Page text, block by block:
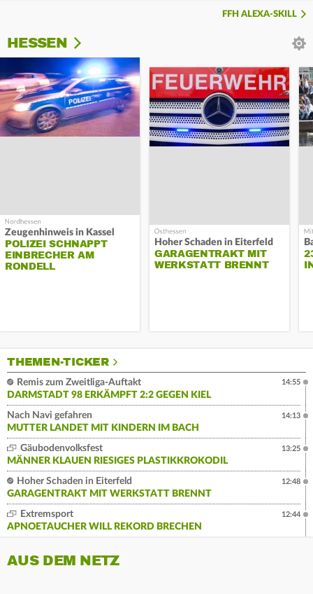
FFH ALEXA-SKILL
HESSEN
Zeugenhinweis in Kassel
POLIZEI SCHNAPPT
EINBRECHER AM
RONDELL
Hoher Schaden in Eiterfeld
GARAGENTRAKT MIT
WERKSTATT BRENNT
THEMEN-TICKER
Remis zum Zweitliga-Auftakt
DARMSTADT 98 ERKÄMPFT 2:2 GEGEN KIEL
14:55
Nach Navi gefahren
MUTTER LANDET MIT KINDERN IM BACH
14:13
Gäubodenvolksfest
MÄNNER KLAUEN RIESIGES PLASTIKKROKODIL
13:25
Hoher Schaden in Eiterfeld
GARAGENTRAKT MIT WERKSTATT BRENNT
12:48
Extremsport
APNOETAUCHER WILL REKORD BRECHEN
12:44
AUS DEM NETZ